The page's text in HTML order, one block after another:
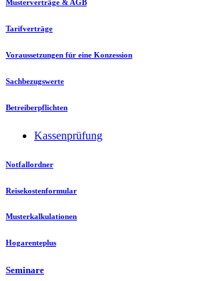
Musterverträge & AGB
Tarifverträge
Voraussetzungen für eine Konzession
Sachbezugswerte
Betreiberpflichten
Kassenprüfung
Notfallordner
Reisekostenformular
Musterkalkulationen
Hogarenteplus
Seminare